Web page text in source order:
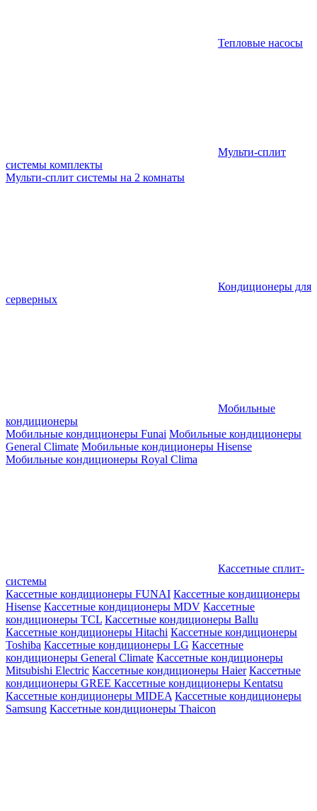
Тепловые насосы
Мульти-сплит
системы комплекты
Мульти-сплит системы на 2 комнаты
Кондиционеры для
серверных
Мобильные
кондиционеры
Мобильные кондиционеры Funai Мобильные кондиционеры
General Climate Мобильные кондиционеры Hisense
Мобильные кондиционеры Royal Clima
Кассетные сплит-
системы
Кассетные кондиционеры FUNAI Кассетные кондиционеры
Hisense Кассетные кондиционеры MDV Кассетные
кондиционеры TCL Кассетные кондиционеры Ballu
Кассетные кондиционеры Hitachi Кассетные кондиционеры
Toshiba Кассетные кондиционеры LG Кассетные
кондиционеры General Climate Кассетные кондиционеры
Mitsubishi Electric Кассетные кондиционеры Haier Кассетные
кондиционеры GREE Кассетные кондиционеры Kentatsu
Кассетные кондиционеры MIDEA Кассетные кондиционеры
Samsung Кассетные кондиционеры Thaicon